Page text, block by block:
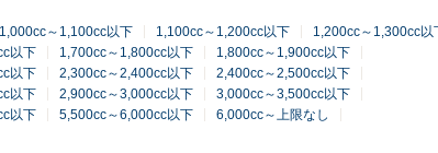
1,000cc～1,100cc以下 1,100cc～1,200cc以下
1,200cc～1,300cc以
以下 1,700cc～1,800cc以下
1,800cc～1,900cc以下
以下 2,300cc～2,400cc以下
2,400cc～2,500cc以下
以下 2,900cc～3,000cc以下
3,000cc～3,500cc以下
以下 5,500cc～6,000cc以下 6,000cc～上限なし